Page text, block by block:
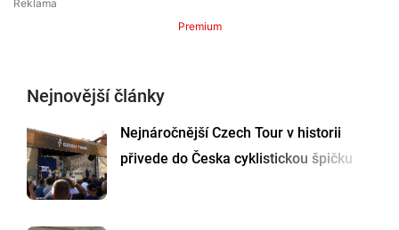
Premium
Nejnovější články
Nejnáročnější Czech Tour v historii
přivede do Česka cyklistickou špičku